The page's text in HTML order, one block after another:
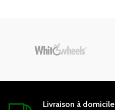
Livraison à domicile